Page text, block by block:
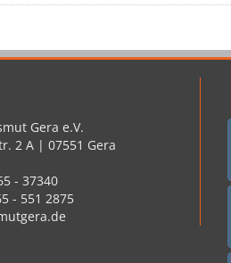
Gera e.V.
2 A | 07551 Gera
- 37340
- 551 2875